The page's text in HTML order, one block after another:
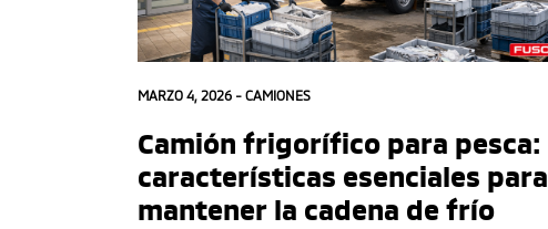
MARZO 4, 2026 - CAMIONES
Camión frigorífico para pesca:
características esenciales para
mantener la cadena de frío